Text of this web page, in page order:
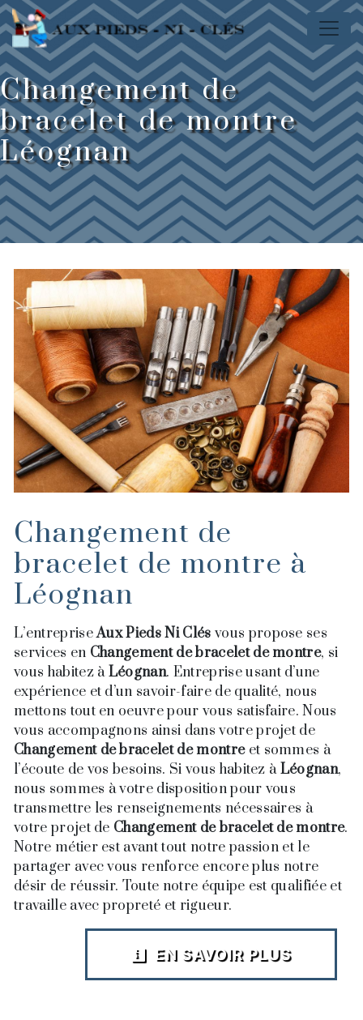
Panneau de gestion des cookies
Changement de
bracelet de montre
Léognan
Changement de
bracelet de montre à
Léognan
L’entrepriseAux Pieds Ni Clés vous propose ses
services en Changement de bracelet de montre, si
vous habitez àLéognan. Entreprise usant d’une
expérience et d’un savoir-faire de qualité, nous
mettons tout en oeuvre pour vous satisfaire. Nous
vous accompagnons ainsi dans votre projet de
Changement de bracelet de montreet sommes à
l’écoute de vos besoins. Si vous habitez àLéognan,
nous sommes à votre disposition pour vous
transmettre les renseignements nécessaires à
votre projet de Changement de bracelet de montre.
Notre métier est avant tout notre passion et le
partager avec vous renforce encore plus notre
désir de réussir. Toute notre équipe est qualifiée et
travaille avec propreté et rigueur.
EN SAVOIR PLUS